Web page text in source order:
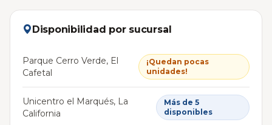
Disponibilidad por sucursal
Parque Cerro Verde, El
Cafetal
¡Quedan pocas
unidades!
Unicentro el Marqués, La
California
Más de 5
disponibles